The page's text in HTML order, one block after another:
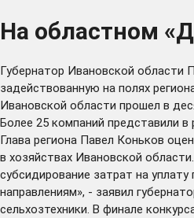
На областном
Губернатор Ивановской области
задействованную на полях
Ивановской области прошел в
Более 25 компаний представили
Глава региона Павел Коньков
в хозяйствах Ивановской
субсидирование затрат на
направлениям», - заявил
сельхозтехники. В финале